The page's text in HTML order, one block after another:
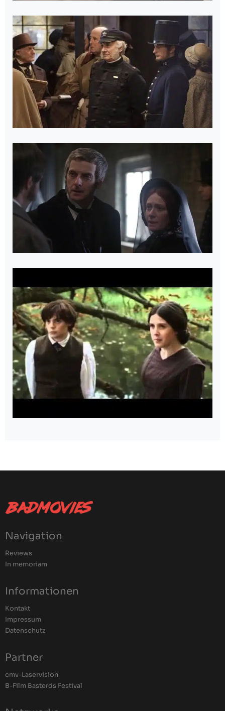
Navigation
Reviews
In memoriam
Informationen
Kontakt
Impressum
Datenschutz
Partner
cmv-Laservision
B-Film Basterds Festival